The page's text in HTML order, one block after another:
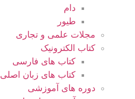
دام
طیور
مجلات علمی و تجاری
کتاب الکترونیک
کتاب های فارسی
کتاب های زبان اصلی
دوره های آموزشی